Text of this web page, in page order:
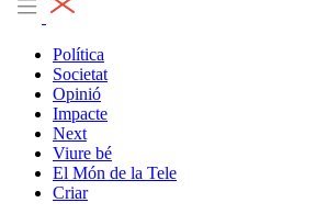
Política
Societat
Opinió
Impacte
Next
Viure bé
El Món de la Tele
Criar